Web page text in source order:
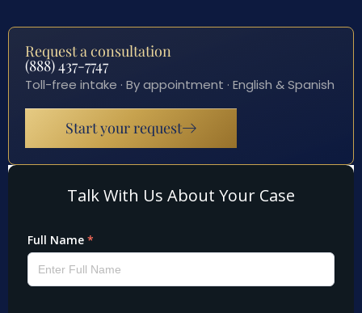
Request a consultation
(888) 437-7747
Toll-free intake · By appointment · English & Spanish
Start your request